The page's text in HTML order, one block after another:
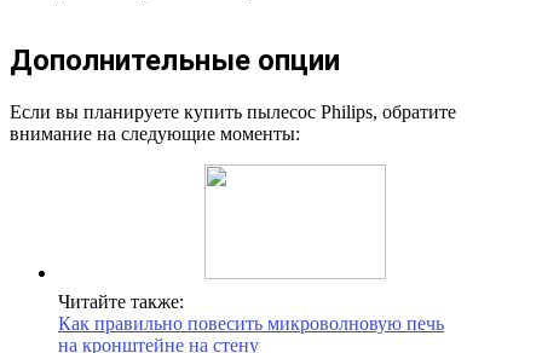
Дополнительные опции
Если вы планируете купить пылесос Philips, обратите
внимание на следующие моменты:
Читайте также:
Как правильно повесить микроволновую печь
на кронштейне на стену